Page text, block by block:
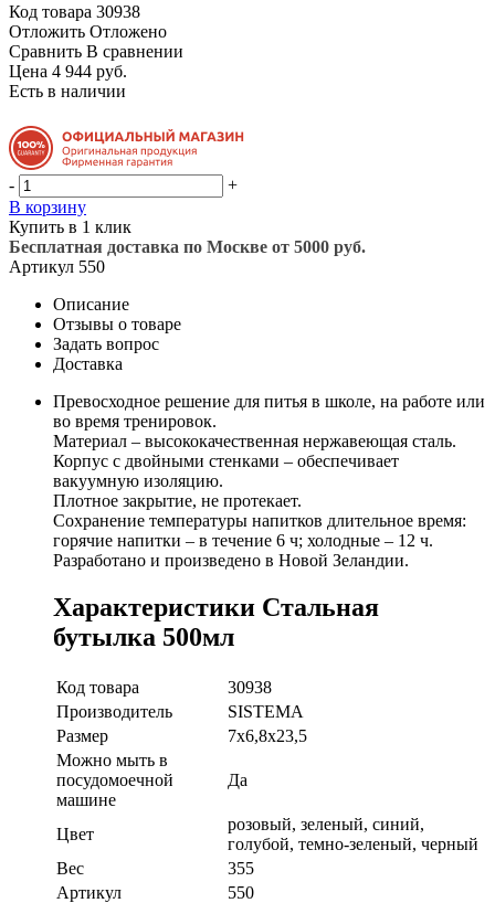
Код товара 30938
Отложить Отложено
Сравнить В сравнении
Цена 4 944 руб.
Есть в наличии
-
+
В корзину
Купить в 1 клик
Бесплатная доставка по Москве от 5000 руб.
Артикул 550
Описание
Отзывы о товаре
Задать вопрос
Доставка
Превосходное решение для питья в школе, на работе или
во время тренировок.
Материал – высококачественная нержавеющая сталь.
Корпус с двойными стенками – обеспечивает
вакуумную изоляцию.
Плотное закрытие, не протекает.
Сохранение температуры напитков длительное время:
горячие напитки – в течение 6 ч; холодные – 12 ч.
Разработано и произведено в Новой Зеландии.
Характеристики Стальная
бутылка 500мл
Код товара
30938
Производитель
SISTEMA
Размер
7х6,8х23,5
Можно мыть в
посудомоечной
машине
Да
Цвет
розовый, зеленый, синий,
голубой, темно-зеленый, черный
Вес
355
Артикул
550